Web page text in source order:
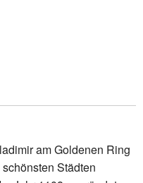
am Goldenen Ring
Städten